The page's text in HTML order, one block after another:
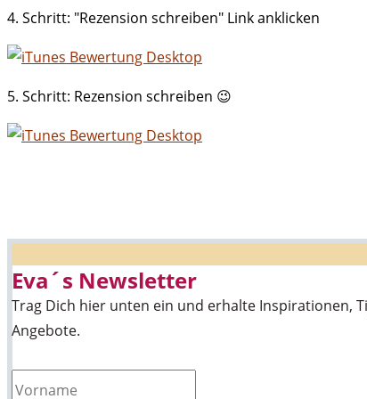
4. Schritt: "Rezension schreiben" Link anklicken
5. Schritt: Rezension schreiben 😉
Eva´s Newsletter
Trag Dich hier unten ein und erhalte Inspirationen,
Angebote.